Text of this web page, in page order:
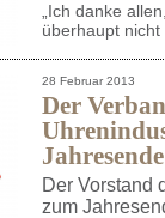
„Ich danke
überhaupt nicht
28 Februar 2013
Der
Der Vorstand
zum